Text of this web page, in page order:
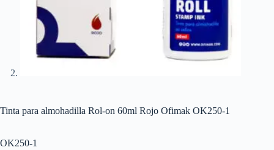
Tinta para almohadilla Rol-on 60ml Rojo Ofimak OK250-1
OK250-1